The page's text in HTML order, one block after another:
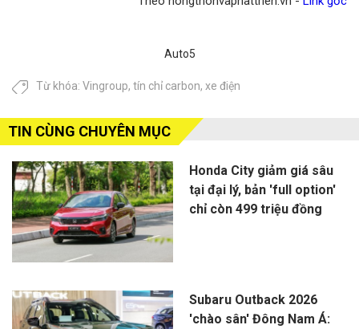
Auto5
Từ khóa: Vingroup, tín chỉ carbon, xe điện
TIN CÙNG CHUYÊN MỤC
Honda City giảm giá sâu
tại đại lý, bản 'full option'
chỉ còn 499 triệu đồng
Subaru Outback 2026
'chào sân' Đông Nam Á: